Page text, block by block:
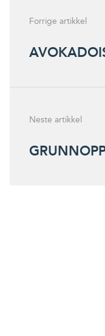
Forrige artikkel
Neste artikkel